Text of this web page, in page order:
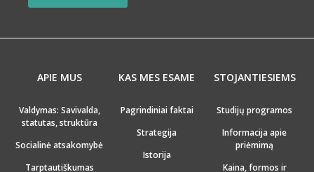
APIE MUS
Valdymas: Savivalda,
statutas, struktūra
Socialinė atsakomybė
Tarptautiškumas
KAS MES ESAME
Pagrindiniai faktai
Strategija
Istorija
STOJANTIESIEMS
Studijų programos
Informacija apie
priėmimą
Kaina, formos ir